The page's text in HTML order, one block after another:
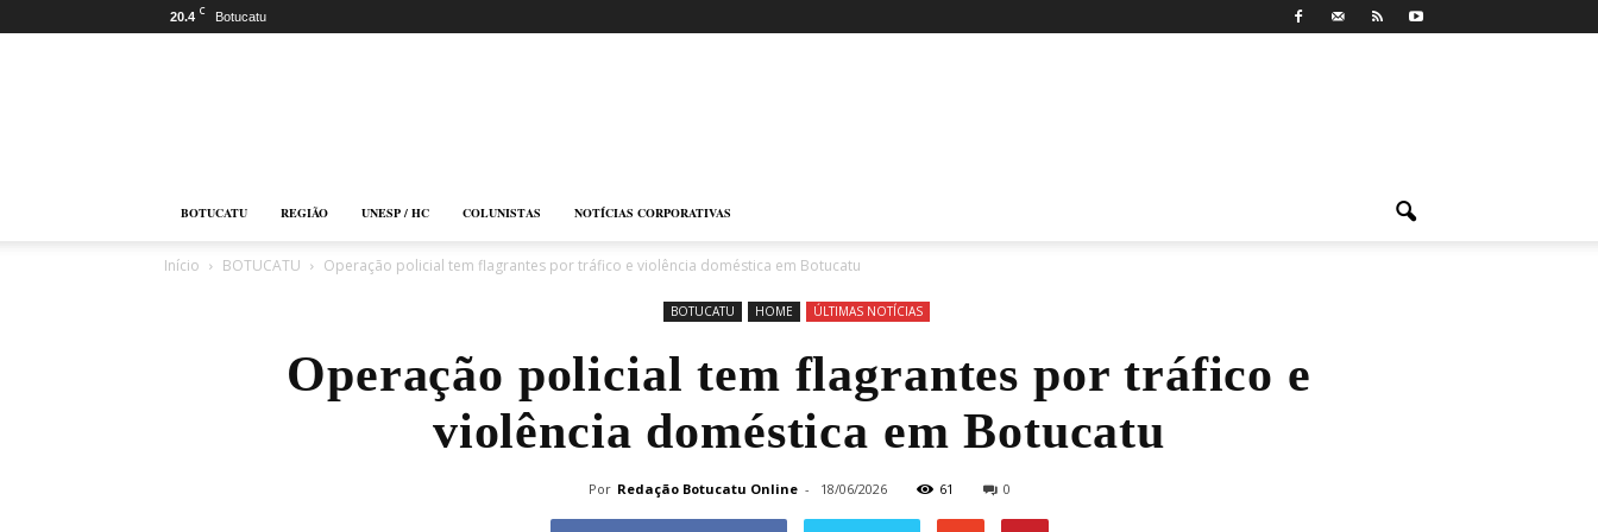
20.4 C Botucatu
BOTUCATU REGIÃO UNESP / HC COLUNISTAS NOTÍCIAS CORPORATIVAS
Início BOTUCATU Operação policial tem flagrantes por tráfico e violência doméstica em Botucatu
BOTUCATU HOME ÚLTIMAS NOTÍCIAS
Operação policial tem flagrantes por tráfico e
violência doméstica em Botucatu
Por Redação Botucatu Online - 18/06/2026 61 0